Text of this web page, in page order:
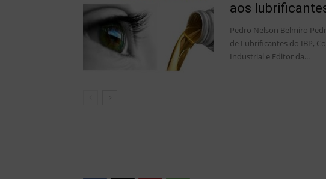
aos
Pedro Nelson Belmiro
de Lubrificantes do IBP,
Industrial e Editor da...